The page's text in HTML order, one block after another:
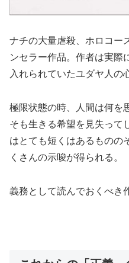
ナチの大量虐殺、ホロコー
ンセラー作品。作者は実際
入れられていたユダヤ人の
極限状態の時、人間は何を
そも生きる希望を見失って
はとても短くはあるものの
くさんの示唆が得られる。
義務として読んでおくべき